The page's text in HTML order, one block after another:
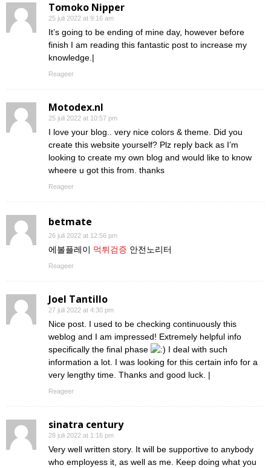
Tomoko Nipper
25 juli 2022 at 9:16 am
It’s going to be ending of mine day, however before
finish I am reading this fantastic post to increase my
knowledge.|
Reageer
Motodex.nl
25 juli 2022 at 10:57 pm
I love your blog.. very nice colors & theme. Did you
create this website yourself? Plz reply back as I’m
looking to create my own blog and would like to know
wheere u got this from. thanks
Reageer
betmate
26 juli 2022 at 12:56 pm
에볼플레이 먹튀검증 안전노리터
Reageer
Joel Tantillo
27 juli 2022 at 4:30 pm
Nice post. I used to be checking continuously this
weblog and I am impressed! Extremely helpful info
specifically the final phase
I deal with such
information a lot. I was looking for this certain info for a
very lengthy time. Thanks and good luck. |
Reageer
sinatra century
28 juli 2022 at 1:16 pm
Very well written story. It will be supportive to anybody
who employess it, as well as me. Keep doing what you